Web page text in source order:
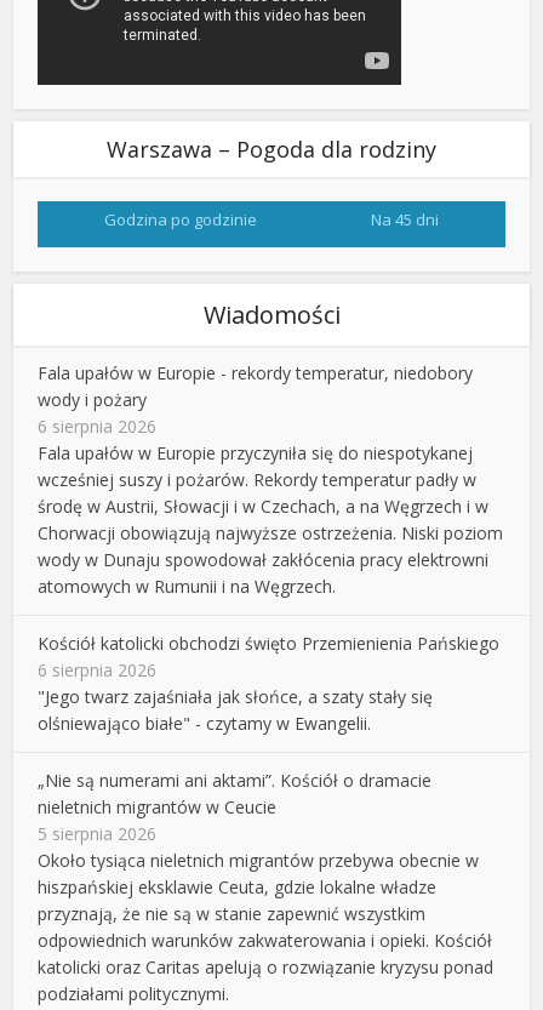
Warszawa – Pogoda dla rodziny
Godzina po godzinie Na 45 dni
Wiadomości
Fala upałów w Europie - rekordy temperatur, niedobory
wody i pożary
6 sierpnia 2026
Fala upałów w Europie przyczyniła się do niespotykanej
wcześniej suszy i pożarów. Rekordy temperatur padły w
środę w Austrii, Słowacji i w Czechach, a na Węgrzech i w
Chorwacji obowiązują najwyższe ostrzeżenia. Niski poziom
wody w Dunaju spowodował zakłócenia pracy elektrowni
atomowych w Rumunii i na Węgrzech.
Kościół katolicki obchodzi święto Przemienienia Pańskiego
6 sierpnia 2026
"Jego twarz zajaśniała jak słońce, a szaty stały się
olśniewająco białe" - czytamy w Ewangelii.
„Nie są numerami ani aktami”. Kościół o dramacie
nieletnich migrantów w Ceucie
5 sierpnia 2026
Około tysiąca nieletnich migrantów przebywa obecnie w
hiszpańskiej eksklawie Ceuta, gdzie lokalne władze
przyznają, że nie są w stanie zapewnić wszystkim
odpowiednich warunków zakwaterowania i opieki. Kościół
katolicki oraz Caritas apelują o rozwiązanie kryzysu ponad
podziałami politycznymi.